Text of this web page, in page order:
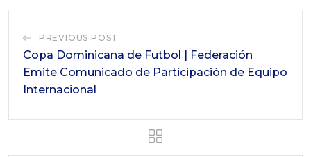
PREVIOUS POST
Copa Dominicana de Futbol | Federación
Emite Comunicado de Participación de Equipo
Internacional